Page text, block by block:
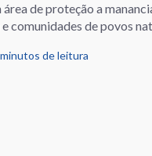
de proteção a
comunidades de povos
de leitura